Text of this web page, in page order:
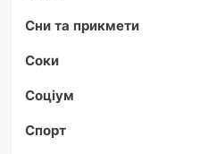
Сни та прикмети
Соки
Соціум
Спорт